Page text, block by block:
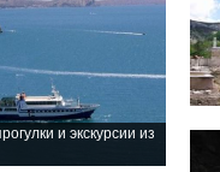
и экскурсии из